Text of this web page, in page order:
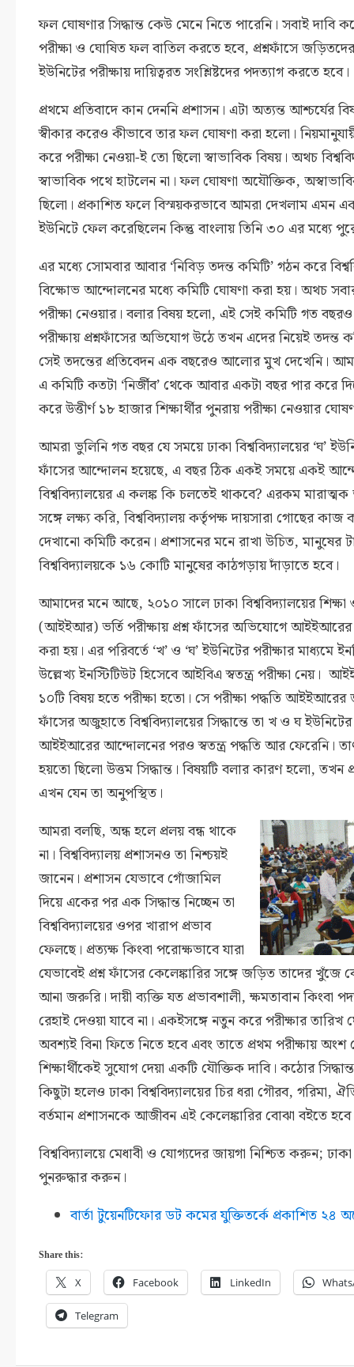
ফল ঘোষণার সিদ্ধান্ত কেউ মেনে নিতে পারেনি। সবাই দাবি
পরীক্ষা ও ঘোষিত ফল বাতিল করতে হবে, প্রশ্নফাঁসে
ইউনিটের পরীক্ষায় দায়িত্বরত সংশ্লিষ্টদের পদত্যাগ করতে হবে।
প্রথমে প্রতিবাদে কান দেননি প্রশাসন। এটা অত্যন্ত আশ্চর্যের
স্বীকার করেও কীভাবে তার ফল ঘোষণা করা হলো।
করে পরীক্ষা নেওয়া-ই তো ছিলো স্বাভাবিক বিষয়। অথচ
স্বাভাবিক পথে হাটলেন না। ফল ঘোষণা অযৌক্তিক,
ছিলো। প্রকাশিত ফলে বিস্ময়করভাবে আমরা দেখলাম এমন
ইউনিটে ফেল করেছিলেন কিন্তু বাংলায় তিনি ৩০ এর মধ্যে
এর মধ্যে সোমবার আবার ‘নিবিড় তদন্ত কমিটি’ গঠন করে
বিক্ষোভ আন্দোলনের মধ্যে কমিটি ঘোষণা করা হয়। অথচ
পরীক্ষা নেওয়ার। বলার বিষয় হলো, এই সেই কমিটি গত বছরও
পরীক্ষায় প্রশ্নফাঁসের অভিযোগ উঠে তখন এদের নিয়েই তদন্ত
সেই তদন্তের প্রতিবেদন এক বছরেও আলোর মুখ দেখেনি।
এ কমিটি কতটা ‘নির্জীব’ থেকে আবার একটা বছর পার করে
করে উত্তীর্ণ ১৮ হাজার শিক্ষার্থীর পুনরায় পরীক্ষা নেওয়ার
আমরা ভুলিনি গত বছর যে সময়ে ঢাকা বিশ্ববিদ্যালয়ের ‘ঘ’
ফাঁসের আন্দোলন হয়েছে, এ বছর ঠিক একই সময়ে একই
বিশ্ববিদ্যালয়ের এ কলঙ্ক কি চলতেই থাকবে? এরকম
সঙ্গে লক্ষ্য করি, বিশ্ববিদ্যালয় কর্তৃপক্ষ দায়সারা গোছের
দেখানো কমিটি করেন। প্রশাসনের মনে রাখা উচিত, মানুষের
বিশ্ববিদ্যালয়কে ১৬ কোটি মানুষের কাঠগড়ায় দাঁড়াতে হবে।
আমাদের মনে আছে, ২০১০ সালে ঢাকা বিশ্ববিদ্যালয়ের শিক্ষা
(আইইআর) ভর্তি পরীক্ষায় প্রশ্ন ফাঁসের অভিযোগে আইইআরের
করা হয়। এর পরিবর্তে ‘খ’ ও ‘ঘ’ ইউনিটের পরীক্ষার মাধ্যমে
উল্লেখ্য ইনস্টিটিউট হিসেবে আইবিএ স্বতন্ত্র পরীক্ষা নেয়।
১০টি বিষয় হতে পরীক্ষা হতো। সে পরীক্ষা পদ্ধতি আইইআরের
ফাঁসের অজুহাতে বিশ্ববিদ্যালয়ের সিদ্ধান্তে তা খ ও ঘ
আইইআরের আন্দোলনের পরও স্বতন্ত্র পদ্ধতি আর ফেরেনি।
হয়তো ছিলো উত্তম সিদ্ধান্ত। বিষয়টি বলার কারণ হলো,
এখন যেন তা অনুপস্থিত।
আমরা বলছি, অন্ধ হলে প্রলয় বন্ধ থাকে
না। বিশ্ববিদ্যালয় প্রশাসনও তা নিশ্চয়ই
জানেন। প্রশাসন যেভাবে গোঁজামিল
দিয়ে একের পর এক সিদ্ধান্ত নিচ্ছেন তা
বিশ্ববিদ্যালয়ের ওপর খারাপ প্রভাব
ফেলছে। প্রত্যক্ষ কিংবা পরোক্ষভাবে যারা
যেভাবেই প্রশ্ন ফাঁসের কেলেঙ্কারির সঙ্গে জড়িত তাদের খুঁজে
আনা জরুরি। দায়ী ব্যক্তি যত প্রভাবশালী, ক্ষমতাবান কিংবা
রেহাই দেওয়া যাবে না। একইসঙ্গে নতুন করে পরীক্ষার তারিখ
অবশ্যই বিনা ফিতে নিতে হবে এবং তাতে প্রথম পরীক্ষায়
শিক্ষার্থীকেই সুযোগ দেয়া একটি যৌক্তিক দাবি। কঠোর
কিছুটা হলেও ঢাকা বিশ্ববিদ্যালয়ের চির ধরা গৌরব, গরিমা,
বর্তমান প্রশাসনকে আজীবন এই কেলেঙ্কারির বোঝা বইতে
বিশ্ববিদ্যালয়ে মেধাবী ও যোগ্যদের জায়গা নিশ্চিত করুন; ঢাকা
পুনরুদ্ধার করুন।
বার্তা টুয়েনটিফাের ডট কমের যুক্তিতর্কে প্রকাশিত ২৪
Share this:
X Facebook LinkedIn
Telegram